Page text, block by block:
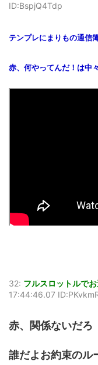
ID:BspjQ4Tdp
テンプレにまりもの通信
赤、何やってんだ！は中
32: フルスロットルで
17:44:46.07
赤、関係ないだろ
誰だよお約束のル